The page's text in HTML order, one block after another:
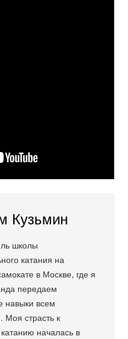
Кузьмин
школы
катания на
в Москве, где я
передаем
навыки всем
страсть к
началась в